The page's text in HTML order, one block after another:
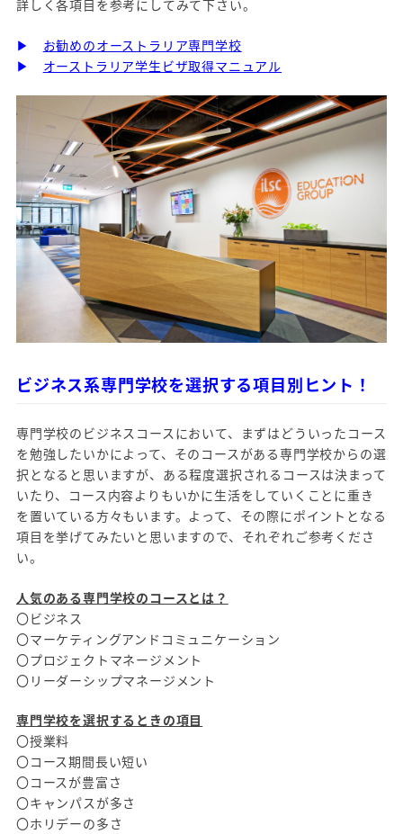
詳しく各項目を参考にしてみて下さい。
▶
お勧めのオーストラリア専門学校
▶
オーストラリア学生ビザ取得マニュアル
ビジネス系専門学校を選択する項目別ヒント！
専門学校のビジネスコースにおいて、まずはどういったコース
を勉強したいかによって、そのコースがある専門学校からの選
択となると思いますが、ある程度選択されるコースは決まって
いたり、コース内容よりもいかに生活をしていくことに重き
を置いている方々もいます。よって、その際にポイントとなる
項目を挙げてみたいと思いますので、それぞれご参考くださ
い。
人気のある専門学校のコースとは？
〇ビジネス
〇マーケティングアンドコミュニケーション
〇プロジェクトマネージメント
〇リーダーシップマネージメント
専門学校を選択するときの項目
〇授業料
〇コース期間長い短い
〇コースが豊富さ
〇キャンパスが多さ
〇ホリデーの多さ